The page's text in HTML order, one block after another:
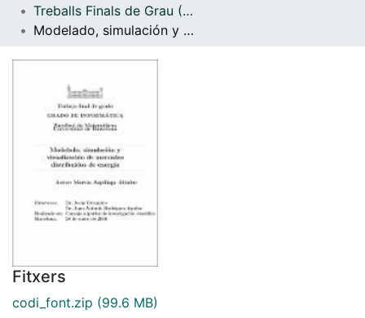
Treballs Finals de Grau (TFG) - Enginyeria Informàtica
Modelado, simulación y visualización de mercados distribuidos de energía
Fitxers
codi_font.zip (99.6 MB)